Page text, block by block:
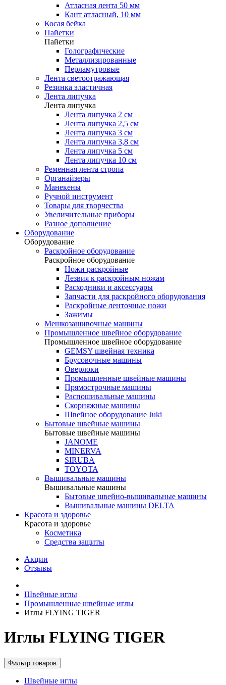
Атласная лента 50 мм
Кант атласный, 10 мм
Косая бейка
Пайетки
Пайетки
Голографические
Металлизированные
Перламутровые
Лента светоотражающая
Резинка эластичная
Лента липучка
Лента липучка
Лента липучка 2 см
Лента липучка 2,5 см
Лента липучка 3 см
Лента липучка 3,8 см
Лента липучка 5 см
Лента липучка 10 см
Ременная лента стропа
Органайзеры
Манекены
Ручной инструмент
Товары для творчества
Увеличительные приборы
Разное дополнение
Оборудование
Оборудование
Раскройное оборудование
Раскройное оборудование
Ножи раскройные
Лезвия к раскройным ножам
Расходники и аксессуары
Запчасти для раскройного оборудования
Раскройные ленточные ножи
Зажимы
Мешкозашивочные машины
Промышленное швейное оборудование
Промышленное швейное оборудование
GEMSY швейная техника
Брусовочные машины
Оверлоки
Промышленные швейные машины
Прямострочные машины
Распошивальные машины
Скорняжные машины
Швейное оборудование Juki
Бытовые швейные машины
Бытовые швейные машины
JANOME
MINERVA
SIRUBA
TOYOTA
Вышивальные машины
Вышивальные машины
Бытовые швейно-вышивальные машины
Вышивальные машины DELTA
Красота и здоровье
Красота и здоровье
Косметика
Средства защиты
Акции
Отзывы
Швейные иглы
Промышленные швейные иглы
Иглы FLYING TIGER
Иглы FLYING TIGER
Фильтр товаров
Швейные иглы